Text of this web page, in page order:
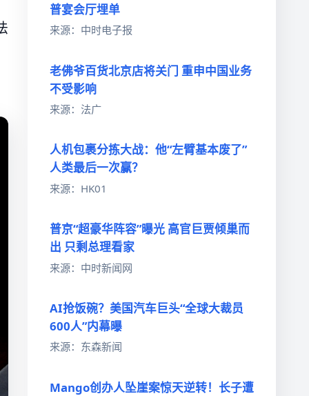
普宴会厅埋单
来源：中时电子报
老佛爷百货北京店将关门 重申中国业务
不受影响
来源：法广
人机包裹分拣大战：他“左臂基本废了”
人类最后一次赢？
来源：HK01
普京“超豪华阵容”曝光 高官巨贾倾巢而
出 只剩总理看家
来源：中时新闻网
AI抢饭碗？美国汽车巨头“全球大裁员
600人”内幕曝
来源：东森新闻
Mango创办人坠崖案惊天逆转！长子遭